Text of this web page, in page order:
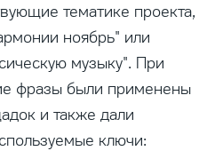
тематике проекта,
ноябрь" или
музыку". При
фразы были применены
и также дали
ключи: